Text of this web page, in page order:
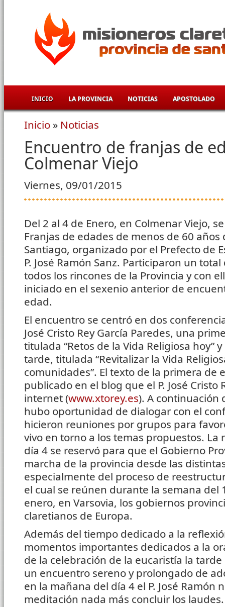
INICIO LA PROVINCIA NOTICIAS APOSTOLADO
Se encuentra usted aquí
Inicio » Noticias
Encuentro de franjas de
Colmenar Viejo
Viernes, 09/01/2015
Del 2 al 4 de Enero, en Colmenar Viejo,
Franjas de edades de menos de 60 años
Santiago, organizado por el Prefecto de
P. José Ramón Sanz. Participaron un
todos los rincones de la Provincia y con
iniciado en el sexenio anterior de
edad.
El encuentro se centró en dos
José Cristo Rey García Paredes, una
titulada “Retos de la Vida Religiosa hoy”
tarde, titulada “Revitalizar la Vida
comunidades”. El texto de la primera de
publicado en el blog que el P. José Cristo
internet (www.xtorey.es). A continuación
hubo oportunidad de dialogar con el
hicieron reuniones por grupos para
vivo en torno a los temas propuestos.
día 4 se reservó para que el Gobierno
marcha de la provincia desde las
especialmente del proceso de
el cual se reúnen durante la semana del
enero, en Varsovia, los gobiernos
claretianos de Europa.
Además del tiempo dedicado a la
momentos importantes dedicados a la
de la celebración de la eucaristía la
un encuentro sereno y prolongado de
en la mañana del día 4 el P. José Ramón
meditación nada más concluir los laudes.